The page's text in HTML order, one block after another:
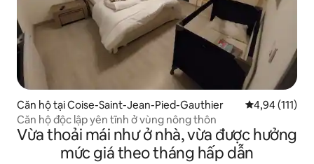
Căn hộ tại Coise-Saint-Jean-Pied-Gauthier Xếp hạng
4,94 (111)
Căn hộ độc lập yên tĩnh ở vùng nông thôn
Vừa thoải mái như ở nhà, vừa được hưởng
mức giá theo tháng hấp dẫn